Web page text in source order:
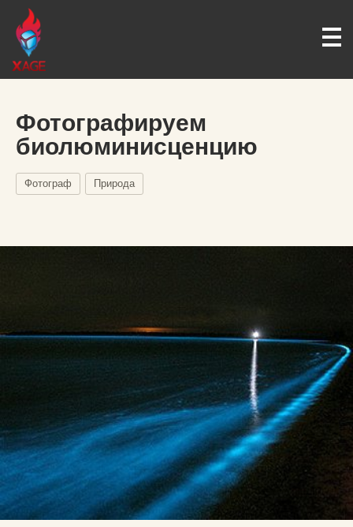
Фотографируем
биолюминисценцию
Фотограф Природа